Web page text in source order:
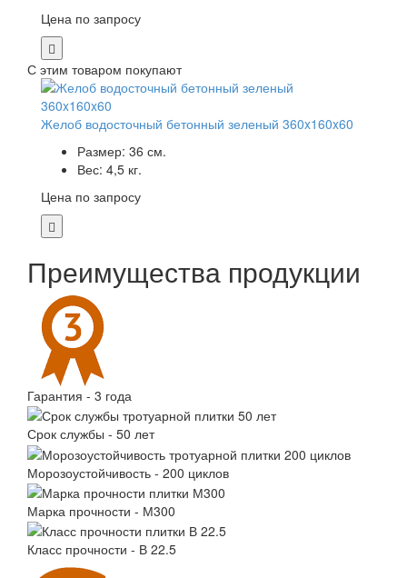
Цена по запросу
С этим товаром покупают
Желоб водосточный бетонный зеленый 360x160x60
Размер: 36 см.
Вес: 4,5 кг.
Цена по запросу
Преимущества продукции
Гарантия - 3 года
Срок службы - 50 лет
Морозоустойчивость - 200 циклов
Марка прочности - М300
Класс прочности - В 22.5